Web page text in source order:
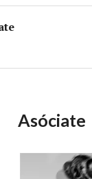
Asóciate